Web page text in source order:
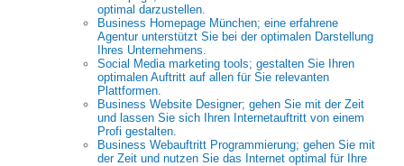
optimal darzustellen.
Business Homepage München; eine erfahrene
Agentur unterstützt Sie bei der optimalen Darstellung
Ihres Unternehmens.
Social Media marketing tools; gestalten Sie Ihren
optimalen Auftritt auf allen für Sie relevanten
Plattformen.
Business Website Designer; gehen Sie mit der Zeit
und lassen Sie sich Ihren Internetauftritt von einem
Profi gestalten.
Business Webauftritt Programmierung; gehen Sie mit
der Zeit und nutzen Sie das Internet optimal für Ihre